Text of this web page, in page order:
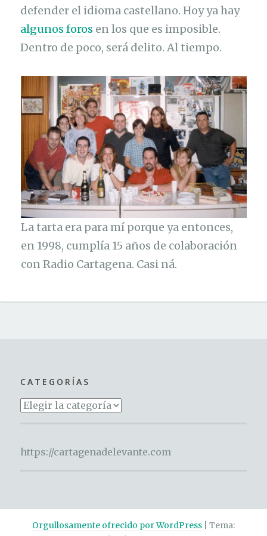
defender el idioma castellano. Hoy ya hay
algunos foros en los que es imposible.
Dentro de poco, será delito. Al tiempo.
La tarta era para mí porque ya entonces,
en 1998, cumplía 15 años de colaboración
con Radio Cartagena. Casi ná.
CATEGORÍAS
Categorías
https://cartagenadelevante.com
Orgullosamente ofrecido por WordPress
Tema: